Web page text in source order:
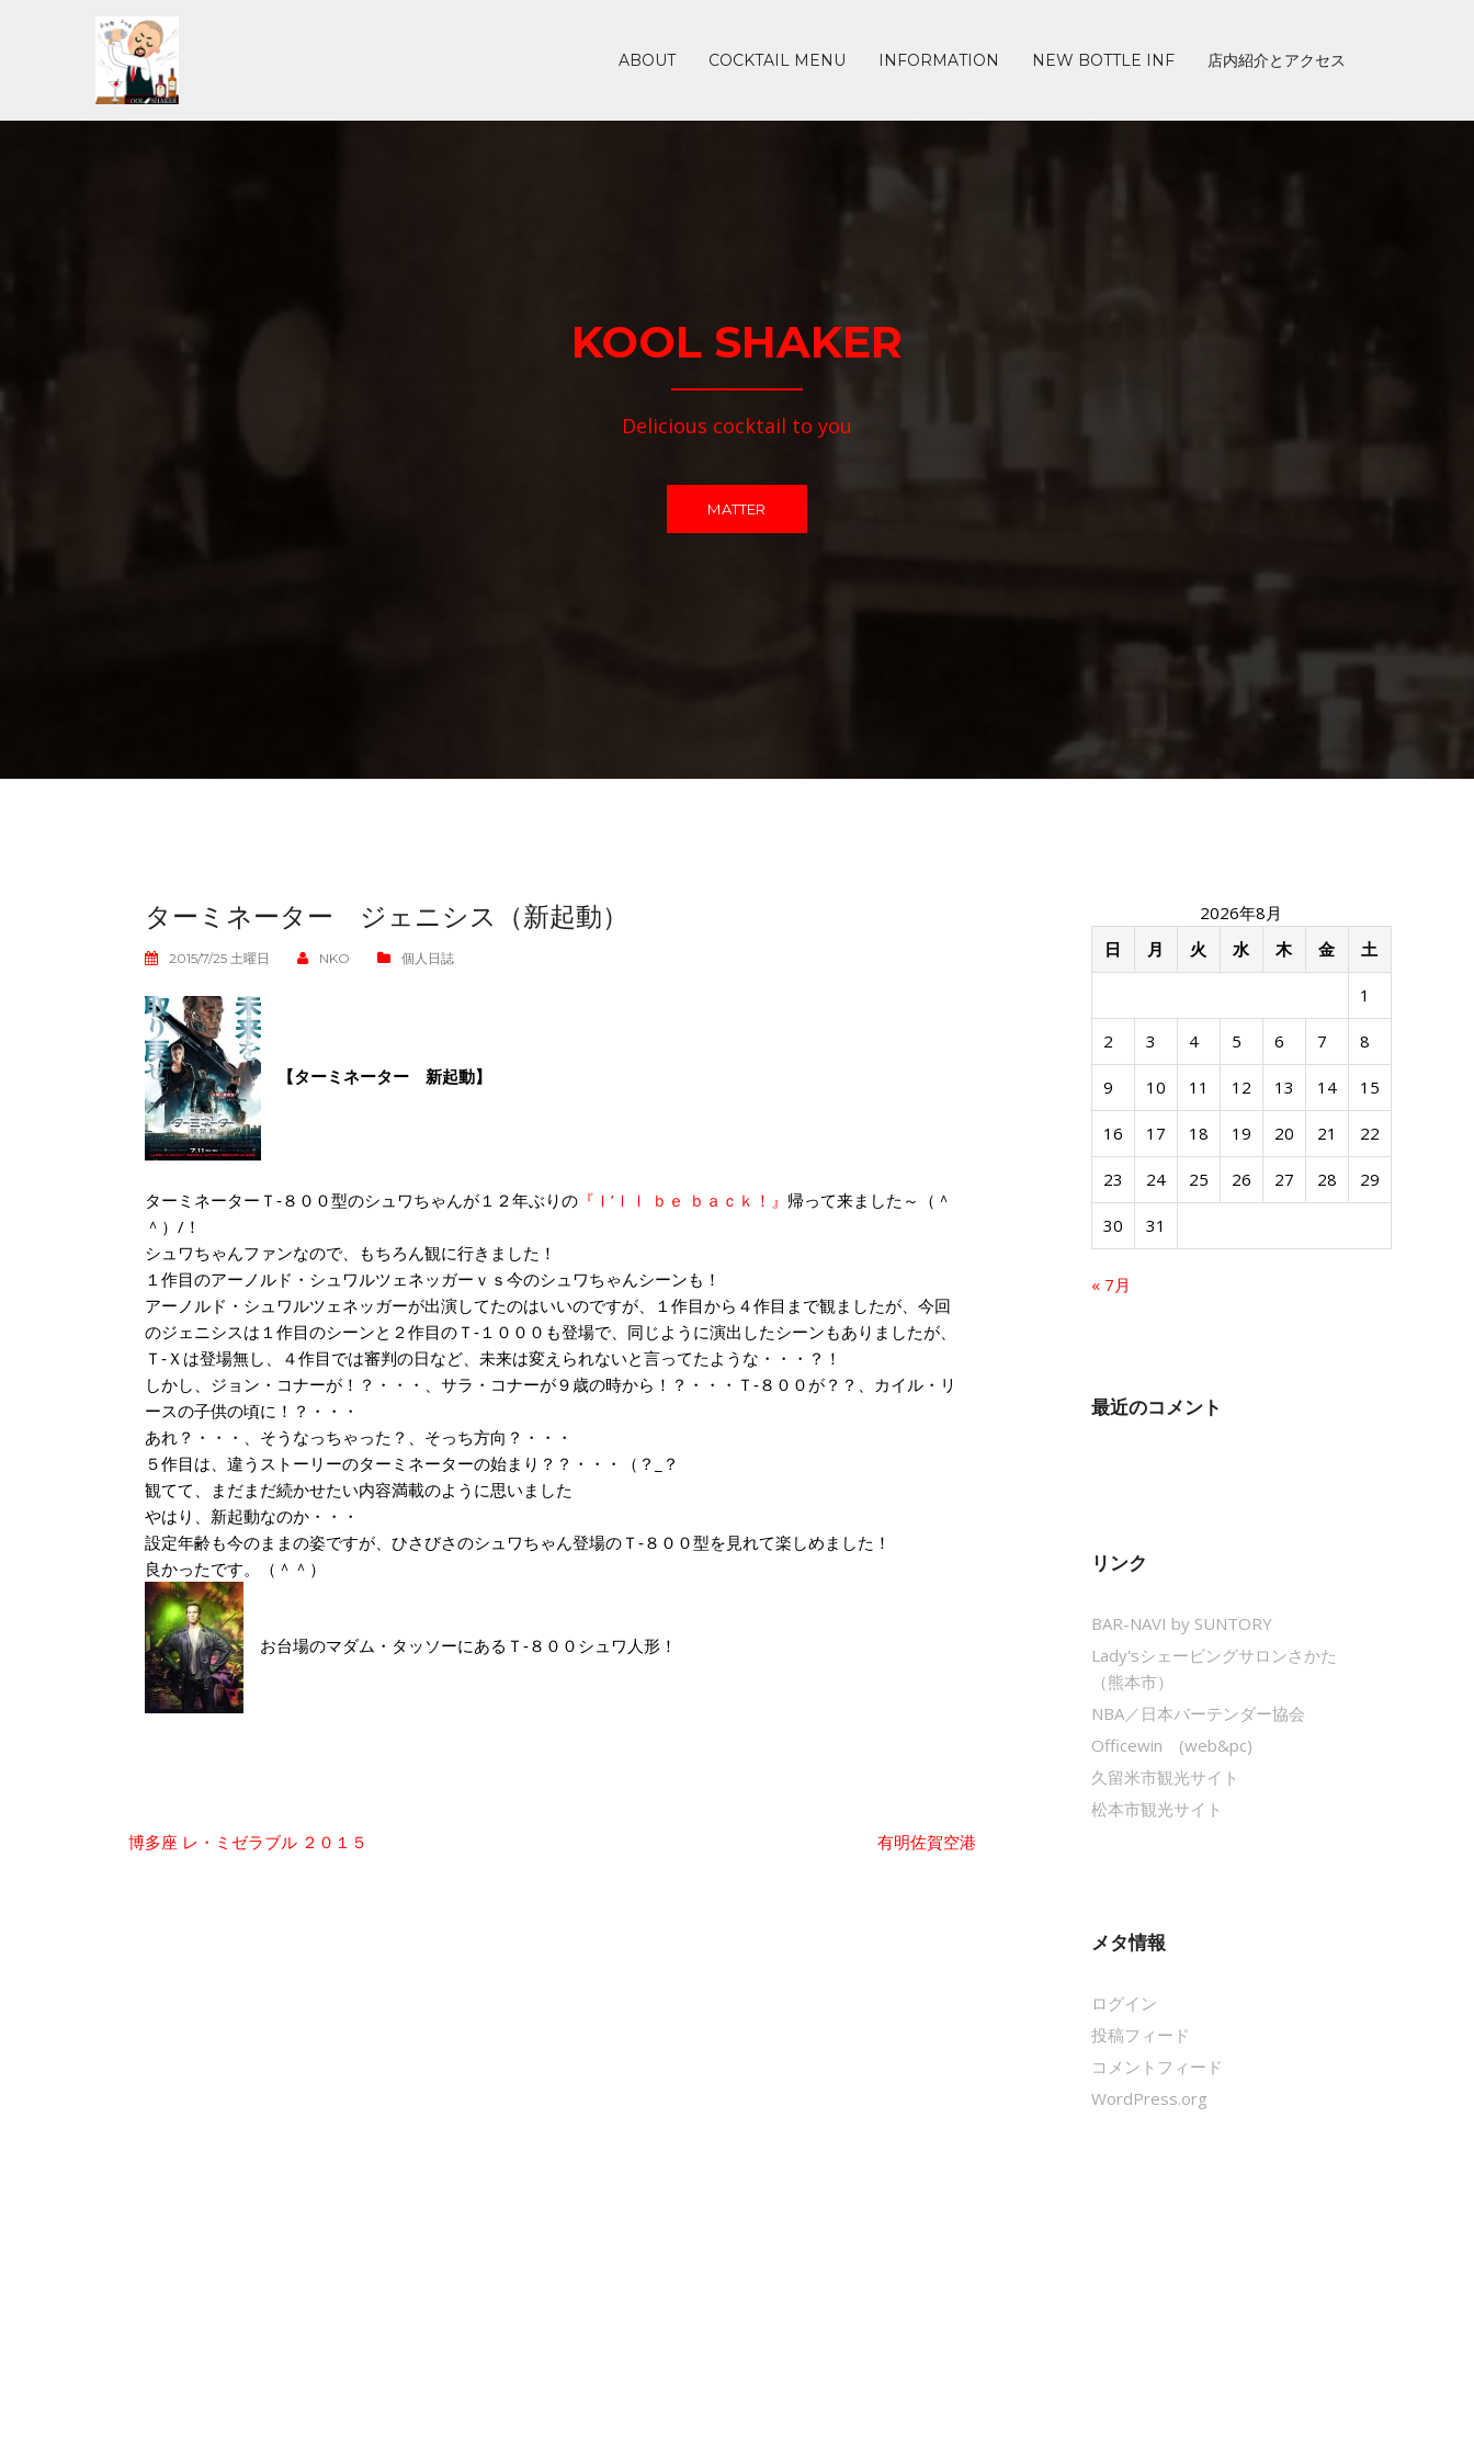
ツ
ABOUT COCKTAIL MENU INFORMATION NEW BOTTLE INF 店内紹介とアクセス
KOOL SHAKER
Delicious cocktail to you
MATTER
ターミネーター ジェニシス（新起動）
2015/7/25 土曜日 NKO 個人日誌
【ターミネーター 新起動】
ターミネーターＴ‐８００型のシュワちゃんが１２年ぶりの 『Ｉ’ｌｌ ｂｅ ｂａｃｋ！』 帰って来ました～（＾
＾）/！
シュワちゃんファンなので、もちろん観に行きました！
１作目のアーノルド・シュワルツェネッガーｖｓ今のシュワちゃんシーンも！
アーノルド・シュワルツェネッガーが出演してたのはいいのですが、１作目から４作目まで観ましたが、今回
のジェニシスは１作目のシーンと２作目のＴ‐１０００も登場で、同じように演出したシーンもありましたが、
Ｔ‐Ｘは登場無し、４作目では審判の日など、未来は変えられないと言ってたような・・・？！
しかし、ジョン・コナーが！？・・・、サラ・コナーが９歳の時から！？・・・Ｔ‐８００が？？、カイル・リ
ースの子供の頃に！？・・・
あれ？・・・、そうなっちゃった？、そっち方向？・・・
５作目は、違うストーリーのターミネーターの始まり？？・・・（？_？ゞ
観てて、まだまだ続かせたい内容満載のように思いました
やはり、新起動なのか・・・
設定年齢も今のままの姿ですが、ひさびさのシュワちゃん登場のＴ‐８００型を見れて楽しめました！
良かったです。（＾＾）
お台場のマダム・タッソーにあるＴ‐８００シュワ人形！
投
博多座 レ・ミゼラブル ２０１５ 有明佐賀空港
2026年8月
日
月 火 水 木 金 土
1
2 3 4 5 6 7 8
9 10 11 12 13 14 15
16 17 18 19 20 21 22
23 24 25 26 27 28 29
30 31
« 7月
最近のコメント
リンク
BAR-NAVI by SUNTORY
Lady'sシェービングサロンさかた
（熊本市）
NBA／日本バーテンダー協会
Officewin (web&pc)
久留米市観光サイト
松本市観光サイト
メタ情報
ログイン
投稿フィード
コメントフィード
WordPress.org